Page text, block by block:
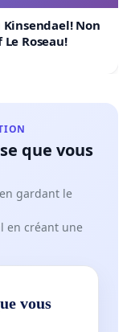
Non
Roseau!
que vous
gardant le
en créant une
vous